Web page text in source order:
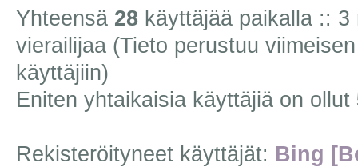
Yhteensä 28 käyttäjää paikalla ::
vierailijaa (Tieto perustuu
käyttäjiin)
Eniten yhtaikaisia käyttäjiä on ollut
Rekisteröityneet käyttäjät: Bing